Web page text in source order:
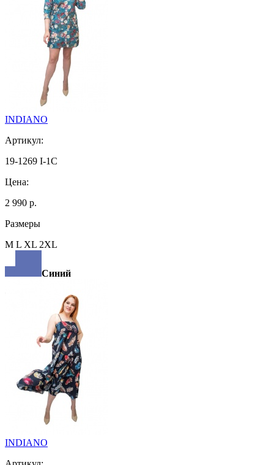
INDIANO
Артикул:
19-1269 I-1C
Цена:
2 990 р.
Размеры
M L XL 2XL
Синий
INDIANO